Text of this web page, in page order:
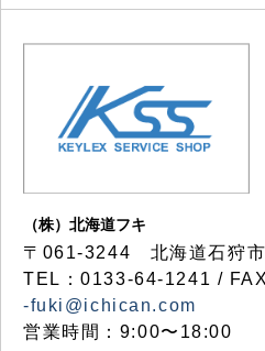
（株）北海道フキ
〒061-3244 北海道石狩
TEL：0133-64-1241 /
-fuki@ichican.com
営業時間：9:00〜18:00